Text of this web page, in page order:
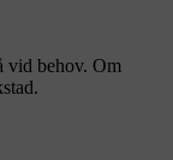
vid behov. Om